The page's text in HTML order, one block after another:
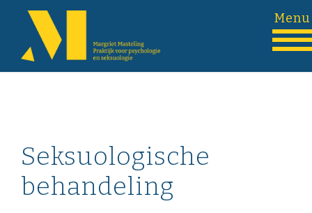
Seksuologische
behandeling